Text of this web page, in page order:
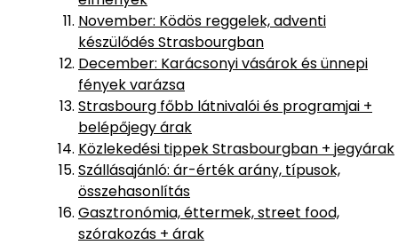
November: Ködös reggelek, adventi
készülődés Strasbourgban
December: Karácsonyi vásárok és ünnepi
fények varázsa
Strasbourg főbb látnivalói és programjai +
belépőjegy árak
Közlekedési tippek Strasbourgban + jegyárak
Szállásajánló: ár-érték arány, típusok,
összehasonlítás
Gasztronómia, éttermek, street food,
szórakozás + árak